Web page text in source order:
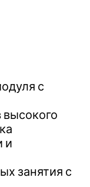
с
и
занятия с